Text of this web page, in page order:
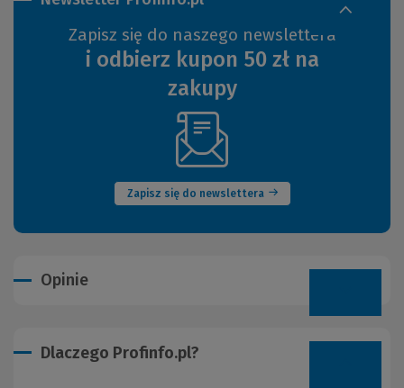
Zapisz się do naszego newslettera
i odbierz kupon 50 zł na
zakupy
Zapisz się do newslettera
(Nowe
okno)
Opinie
Dlaczego Profinfo.pl?